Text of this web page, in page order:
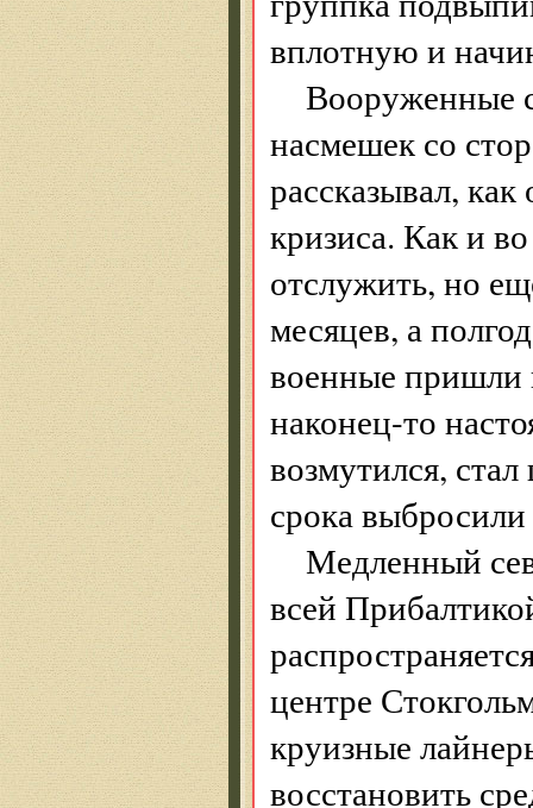
вплотную и
Вооруженные
насмешек со
рассказывал,
кризиса. Как и
отслужить, но
месяцев, а
военные пришли
наконец-то
возмутился,
срока
Медленный
всей
центре
круизные
восстановить